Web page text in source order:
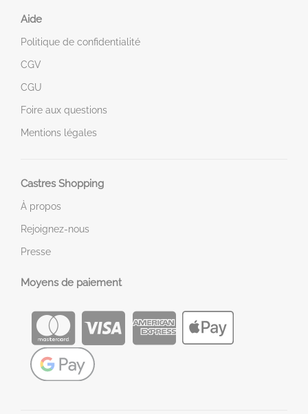
Aide
Politique de confidentialité
CGV
CGU
Foire aux questions
Mentions légales
Castres Shopping
À propos
Rejoignez-nous
Presse
Moyens de paiement